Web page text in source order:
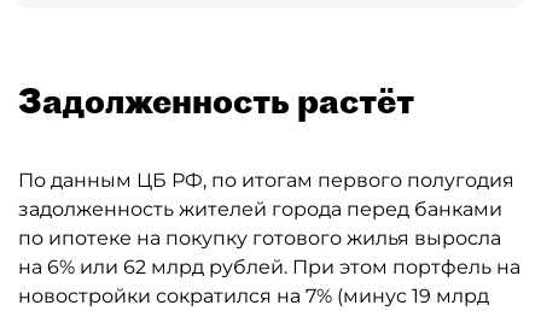
Задолженность растёт
По данным ЦБ РФ, по итогам первого полугодия
задолженность жителей города перед банками
по ипотеке на покупку готового жилья выросла
на 6% или 62 млрд рублей. При этом портфель на
новостройки сократился на 7% (минус 19 млрд